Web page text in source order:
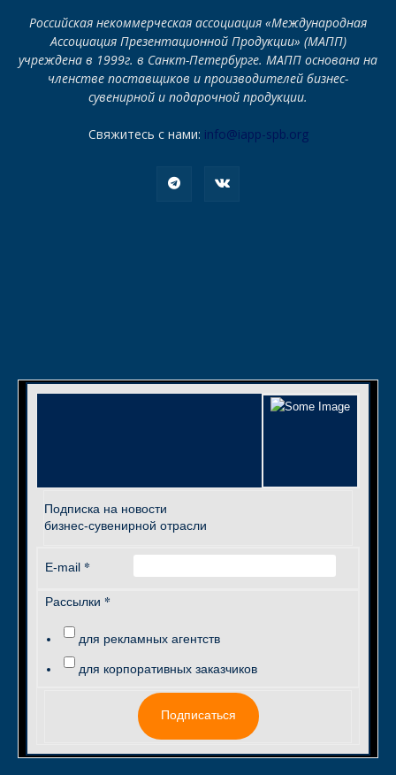
Российская некоммерческая ассоциация «Международная
Ассоциация Презентационной Продукции» (МАПП)
учреждена в 1999г. в Санкт-Петербурге. МАПП основана на
членстве поставщиков и производителей бизнес-
сувенирной и подарочной продукции.
Свяжитесь с нами: info@iapp-spb.org
Подписка на новости
бизнес-сувенирной отрасли
E-mail *
Рассылки *
для рекламных агентств
для корпоративных заказчиков
Подписаться